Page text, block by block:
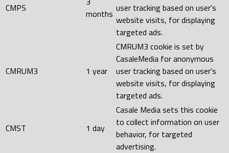
CMPS
months user tracking based on user's
website visits, for displaying
targeted ads.
CMRUM3 1 year
CMRUM3 cookie is set by
CasaleMedia for anonymous
user tracking based on user's
website visits, for displaying
targeted ads.
CMST 1 day
Casale Media sets this cookie
to collect information on user
behavior, for targeted
advertising.